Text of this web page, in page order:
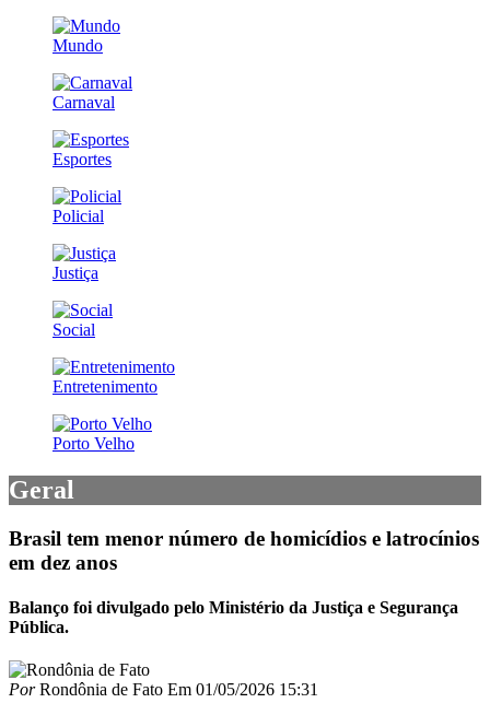
Mundo
Carnaval
Esportes
Policial
Justiça
Social
Entretenimento
Porto Velho
Geral
Brasil tem menor número de homicídios e latrocínios
em dez anos
Balanço foi divulgado pelo Ministério da Justiça e Segurança
Pública.
PorRondônia de Fato Em 01/05/2026 15:31